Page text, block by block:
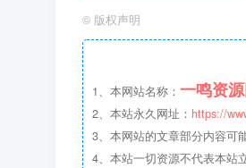
© 版权声明
1、本网站名称： 一鸣资
2、本站永久网址： https://
3、本网站的文章部分内容可
4、本站一切资源不代表本站